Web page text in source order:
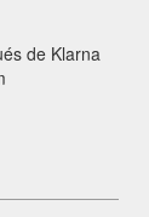
de Klarna